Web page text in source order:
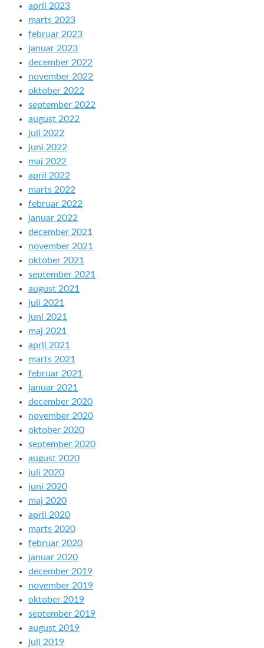
april 2023
marts 2023
februar 2023
januar 2023
december 2022
november 2022
oktober 2022
september 2022
august 2022
juli 2022
juni 2022
maj 2022
april 2022
marts 2022
februar 2022
januar 2022
december 2021
november 2021
oktober 2021
september 2021
august 2021
juli 2021
juni 2021
maj 2021
april 2021
marts 2021
februar 2021
januar 2021
december 2020
november 2020
oktober 2020
september 2020
august 2020
juli 2020
juni 2020
maj 2020
april 2020
marts 2020
februar 2020
januar 2020
december 2019
november 2019
oktober 2019
september 2019
august 2019
juli 2019